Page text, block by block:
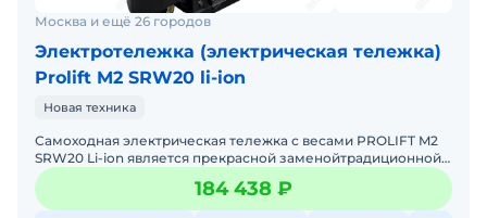
Москва и ещё 26 городов
Электротележка (электрическая тележка)
Prolift M2 SRW20 li-ion
Новая техника
Самоходная электрическая тележка с весами PROLIFT M2
SRW20 Li-ion является прекрасной заменойтрадиционной
гидравлической тележке. На тележке установлен Li-ion а
184 438 ₽